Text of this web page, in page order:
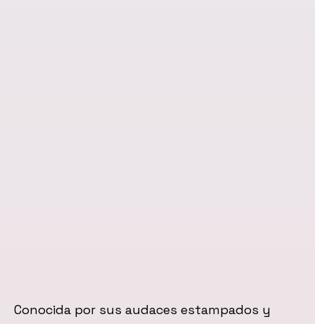
Conocida por sus audaces estampados y